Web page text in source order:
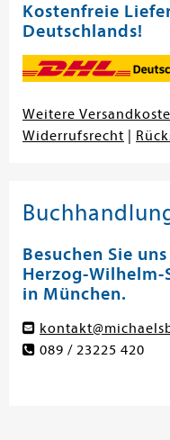
Kostenfreie
Deutschlands!
Weitere
Widerrufsrecht
Besuchen Sie
Herzog-Wilhelm-
in München.
089 / 23225 420